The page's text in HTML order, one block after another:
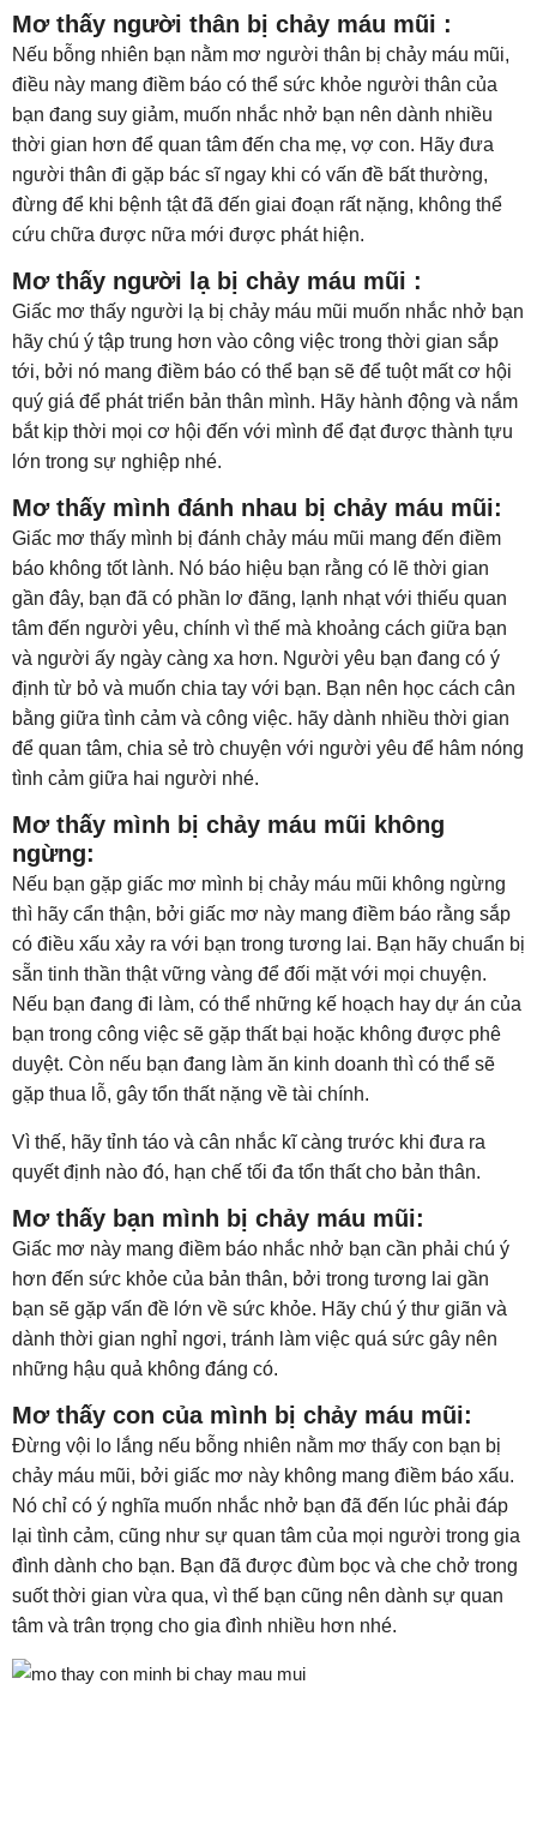
Mơ thấy người thân bị chảy máu mũi :
Nếu bỗng nhiên bạn nằm mơ người thân bị chảy máu mũi,
điều này mang điềm báo có thể sức khỏe người thân của
bạn đang suy giảm, muốn nhắc nhở bạn nên dành nhiều
thời gian hơn để quan tâm đến cha mẹ, vợ con. Hãy đưa
người thân đi gặp bác sĩ ngay khi có vấn đề bất thường,
đừng để khi bệnh tật đã đến giai đoạn rất nặng, không thể
cứu chữa được nữa mới được phát hiện.
Mơ thấy người lạ bị chảy máu mũi :
Giấc mơ thấy người lạ bị chảy máu mũi muốn nhắc nhở bạn
hãy chú ý tập trung hơn vào công việc trong thời gian sắp
tới, bởi nó mang điềm báo có thể bạn sẽ để tuột mất cơ hội
quý giá để phát triển bản thân mình. Hãy hành động và nắm
bắt kịp thời mọi cơ hội đến với mình để đạt được thành tựu
lớn trong sự nghiệp nhé.
Mơ thấy mình đánh nhau bị chảy máu mũi:
Giấc mơ thấy mình bị đánh chảy máu mũi mang đến điềm
báo không tốt lành. Nó báo hiệu bạn rằng có lẽ thời gian
gần đây, bạn đã có phần lơ đãng, lạnh nhạt với thiếu quan
tâm đến người yêu, chính vì thế mà khoảng cách giữa bạn
và người ấy ngày càng xa hơn. Người yêu bạn đang có ý
định từ bỏ và muốn chia tay với bạn. Bạn nên học cách cân
bằng giữa tình cảm và công việc. hãy dành nhiều thời gian
để quan tâm, chia sẻ trò chuyện với người yêu để hâm nóng
tình cảm giữa hai người nhé.
Mơ thấy mình bị chảy máu mũi không
ngừng:
Nếu bạn gặp giấc mơ mình bị chảy máu mũi không ngừng
thì hãy cẩn thận, bởi giấc mơ này mang điềm báo rằng sắp
có điều xấu xảy ra với bạn trong tương lai. Bạn hãy chuẩn bị
sẵn tinh thần thật vững vàng để đối mặt với mọi chuyện.
Nếu bạn đang đi làm, có thể những kế hoạch hay dự án của
bạn trong công việc sẽ gặp thất bại hoặc không được phê
duyệt. Còn nếu bạn đang làm ăn kinh doanh thì có thể sẽ
gặp thua lỗ, gây tổn thất nặng về tài chính.
Vì thế, hãy tỉnh táo và cân nhắc kĩ càng trước khi đưa ra
quyết định nào đó, hạn chế tối đa tổn thất cho bản thân.
Mơ thấy bạn mình bị chảy máu mũi:
Giấc mơ này mang điềm báo nhắc nhở bạn cần phải chú ý
hơn đến sức khỏe của bản thân, bởi trong tương lai gần
bạn sẽ gặp vấn đề lớn về sức khỏe. Hãy chú ý thư giãn và
dành thời gian nghỉ ngơi, tránh làm việc quá sức gây nên
những hậu quả không đáng có.
Mơ thấy con của mình bị chảy máu mũi:
Đừng vội lo lắng nếu bỗng nhiên nằm mơ thấy con bạn bị
chảy máu mũi, bởi giấc mơ này không mang điềm báo xấu.
Nó chỉ có ý nghĩa muốn nhắc nhở bạn đã đến lúc phải đáp
lại tình cảm, cũng như sự quan tâm của mọi người trong gia
đình dành cho bạn. Bạn đã được đùm bọc và che chở trong
suốt thời gian vừa qua, vì thế bạn cũng nên dành sự quan
tâm và trân trọng cho gia đình nhiều hơn nhé.